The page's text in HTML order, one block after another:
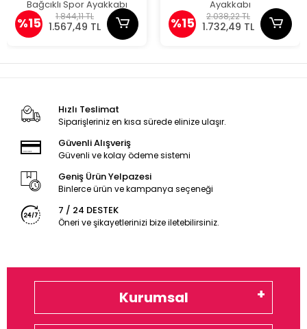
Bağcıklı Spor Ayakkabı
%15 1.844,11 TL
1.567,49 TL
Ayakkabı
%15 2.038,22 TL
1.732,49 TL
Hızlı Teslimat
Siparişleriniz en kısa sürede elinize ulaşır.
Güvenli Alışveriş
Güvenli ve kolay ödeme sistemi
Geniş Ürün Yelpazesi
Binlerce ürün ve kampanya seçeneği
7 / 24 DESTEK
Öneri ve şikayetlerinizi bize iletebilirsiniz.
Kurumsal